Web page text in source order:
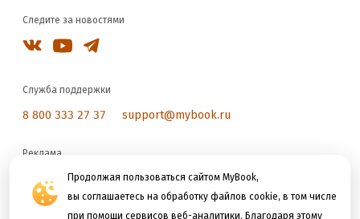
Продолжая пользоваться сайтом MyBook,
вы соглашаетесь на обработку файлов cookie, в том числе
при помощи сервисов веб-аналитики. Благодаря этому
Следите за новостями
Служба поддержки
8 800 333 27 37 support@mybook.ru
Реклама
reklama@litres.ru
Мы принимаем к оплате